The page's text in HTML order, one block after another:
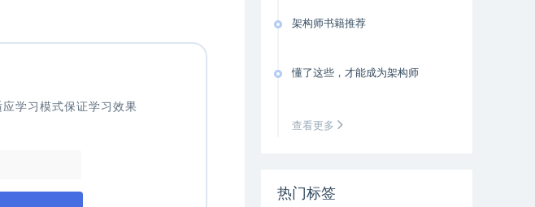
学习模式保证学习效果
架构师书籍推荐
懂了这些，才能成为架构师
查看更多
热门标签